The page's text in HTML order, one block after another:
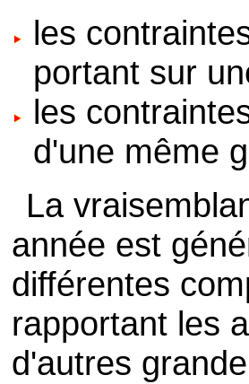
les
portant sur
les
d'une même
La
année est
différentes
rapportant les
d'autres